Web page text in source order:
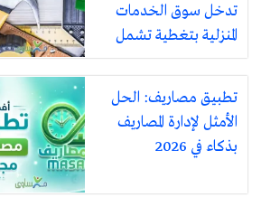
تدخل سوق الخدمات
المنزلية بتغطية تشمل
أكثر من ثلاثين مدينة
تطبيق مصاريف: الحل
الأمثل لإدارة المصاريف
بذكاء في 2026